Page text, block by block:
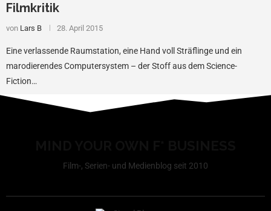
Filmkritik
von Lars B 28. April 2015
Eine verlassende Raumstation, eine Hand voll Sträflinge und ein
marodierendes Computersystem – der Stoff aus dem Science-
Fiction…
Film-, Serien- und Medienblog seit 2010